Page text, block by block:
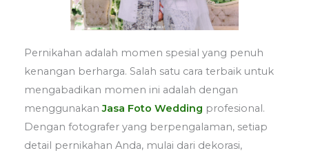
Pernikahan adalah momen spesial yang penuh
kenangan berharga. Salah satu cara terbaik untuk
mengabadikan momen ini adalah dengan
menggunakanJasa Foto Wedding profesional.
Dengan fotografer yang berpengalaman, setiap
detail pernikahan Anda, mulai dari dekorasi,